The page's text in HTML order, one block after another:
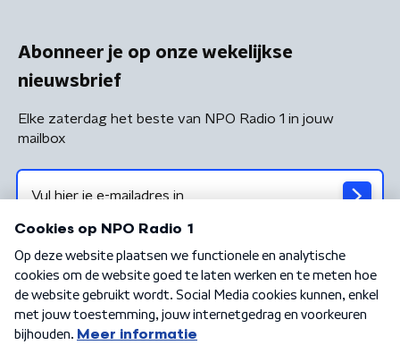
Abonneer je op onze wekelijkse
nieuwsbrief
Elke zaterdag het beste van NPO Radio 1 in jouw
mailbox
Algemene voorwaarden